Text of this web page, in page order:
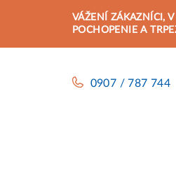
VÁŽENÍ ZÁKAZNÍCI,
POCHOPENIE A
0907 / 787 744